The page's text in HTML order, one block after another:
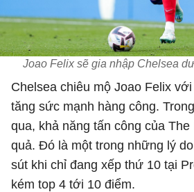
Joao Felix sẽ gia nhập Chelsea
Chelsea chiêu mộ Joao Felix
tăng sức mạnh hàng công.
qua, khả năng tấn công của The
quả. Đó là một trong những lý
sút khi chỉ đang xếp thứ 10 tại
kém top 4 tới 10 điểm.